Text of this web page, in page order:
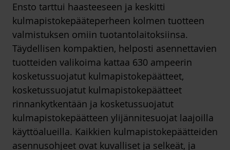
Ensto tarttui haasteeseen ja keskitti
kulmapistokepääteperheen kolmen tuotteen
valmistuksen omiin tuotantolaitoksiinsa.
Täydellisen kompaktien, helposti asennettavien
tuotteiden valikoima kattaa 630 ampeerin
kosketussuojatut kulmapistokepäätteet,
kosketussuojatut kulmapistokepäätteet
rinnankytkentään ja kosketussuojatut
kulmapistokepäätteen ylijännitesuojat laajoilla
käyttöalueilla. Kaikkien kulmapistokepäätteiden
asennusohjeet ovat kuvalliset ja selkeät, ja